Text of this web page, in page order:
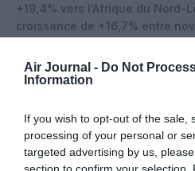
Air Journal - Do Not
Information
If you wish to opt-out of the sale,
processing of your personal or
targeted advertising by us,
+19,4% vers l’Afrique du
croissance de +16,7% entre
s’observe comme les années
du nord (+7,7%), les autres
Orient comme vers l’Amérique
confondues, la hausse
sur le réseau international
l’ensemble de la desserte